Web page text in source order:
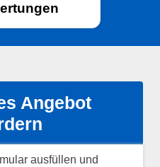
Angebot
ausfüllen und